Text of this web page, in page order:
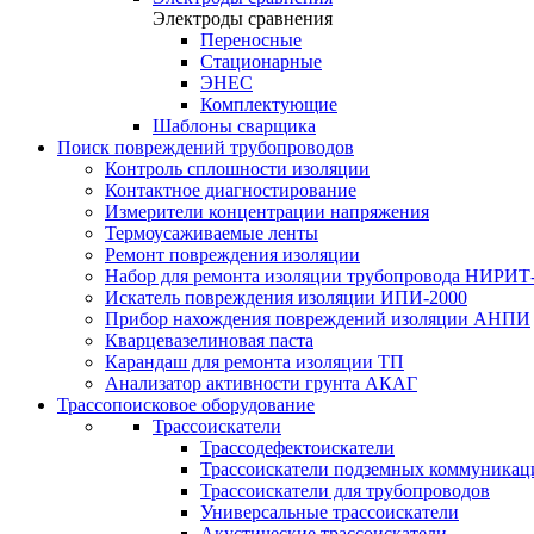
Электроды сравнения
Переносные
Стационарные
ЭНЕС
Комплектующие
Шаблоны сварщика
Поиск повреждений трубопроводов
Контроль сплошности изоляции
Контактное диагностирование
Измерители концентрации напряжения
Термоусаживаемые ленты
Ремонт повреждения изоляции
Набор для ремонта изоляции трубопровода
Искатель повреждения изоляции ИПИ-2000
Прибор нахождения повреждений изоляции АНПИ
Кварцевазелиновая паста
Карандаш для ремонта изоляции ТП
Анализатор активности грунта АКАГ
Трассопоисковое оборудование
Трассоискатели
Трассодефектоискатели
Трассоискатели подземных
Трассоискатели для трубопроводов
Универсальные трассоискатели